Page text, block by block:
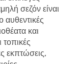
σεζόν είναι
αυθεντικές
και
εκπτώσεις,